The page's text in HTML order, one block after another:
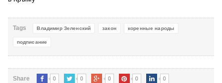
Tags Владимир Зеленский закон коренные народы
подписание
Share 0 0 0 0 0